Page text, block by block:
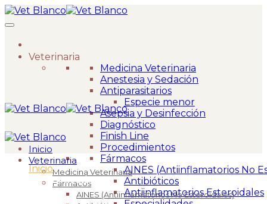
Veterinaria
Medicina Veterinaria
Anestesia y Sedación
Antiparasitarios
Especie menor
Asepsia y Desinfección
Diagnóstico
Finish Line
Procedimientos
Fármacos
AINES (Antiinflamatorios No
Antibióticos
Antiinflamatorios Esteroidales
Inicio
Veterinaria
Medicina Veterinaria
Fármacos
AINES (Antiinflamatorios No Esteroidales)
Inicio>
Tijera Tuzadora